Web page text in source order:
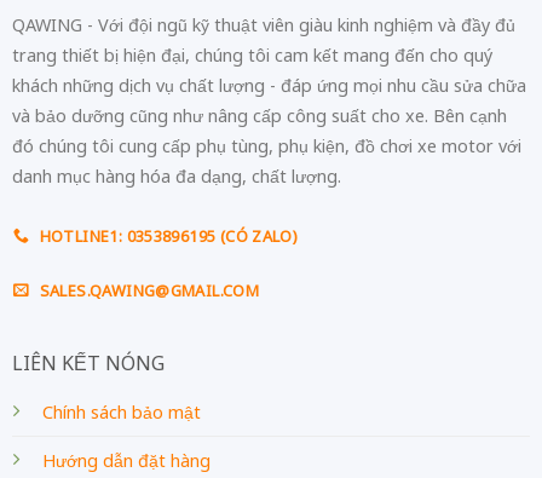
QAWING - Với đội ngũ kỹ thuật viên giàu kinh nghiệm và đầy đủ
trang thiết bị hiện đại, chúng tôi cam kết mang đến cho quý
khách những dịch vụ chất lượng - đáp ứng mọi nhu cầu sửa chữa
và bảo dưỡng cũng như nâng cấp công suất cho xe. Bên cạnh
đó chúng tôi cung cấp phụ tùng, phụ kiện, đồ chơi xe motor với
danh mục hàng hóa đa dạng, chất lượng.
HOTLINE1: 0353896195 (CÓ ZALO)
SALES.QAWING@GMAIL.COM
LIÊN KẾT NÓNG
Chính sách bảo mật
Hướng dẫn đặt hàng